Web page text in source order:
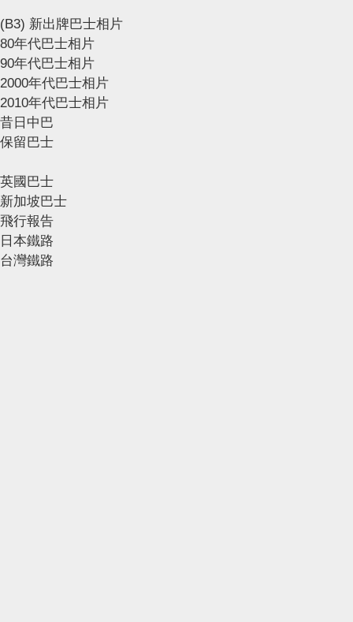
(B3) 新出牌巴士相片
80年代巴士相片
90年代巴士相片
2000年代巴士相片
2010年代巴士相片
昔日中巴
保留巴士
英國巴士
新加坡巴士
飛行報告
日本鐵路
台灣鐵路